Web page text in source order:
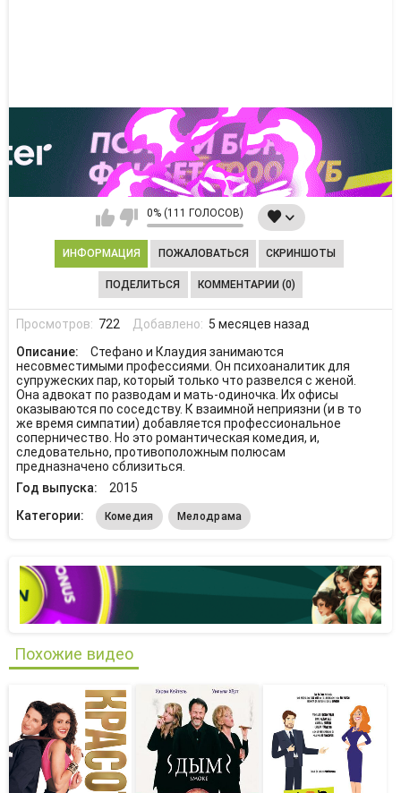
0% (111 ГОЛОСОВ)
ИНФОРМАЦИЯ ПОЖАЛОВАТЬСЯ СКРИНШОТЫ
ПОДЕЛИТЬСЯ КОММЕНТАРИИ (0)
Просмотров: 722 Добавлено: 5 месяцев назад
Описание:
Стефано и Клаудия занимаются
несовместимыми профессиями. Он психоаналитик для
супружеских пар, который только что развелся с женой.
Она адвокат по разводам и мать-одиночка. Их офисы
оказываются по соседству. К взаимной неприязни (и в то
же время симпатии) добавляется профессиональное
соперничество. Но это романтическая комедия, и,
следовательно, противоположным полюсам
предназначено сблизиться.
Год выпуска:
2015
Категории:
Комедия Мелодрама
Похожие видео